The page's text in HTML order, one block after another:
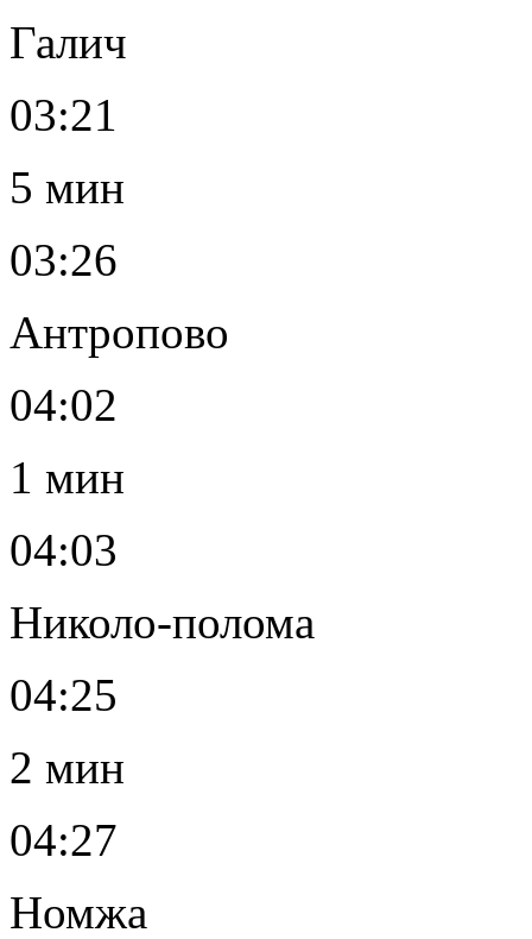
Галич
03:21
5 мин
03:26
Антропово
04:02
1 мин
04:03
Николо-полома
04:25
2 мин
04:27
Номжа